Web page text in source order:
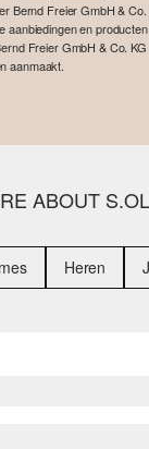
Bernd Freier GmbH &
aanbiedingen en
Freier GmbH & Co.
aanmaakt.
ABOUT
Heren